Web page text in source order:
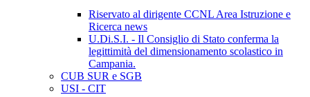
Riservato al dirigente CCNL Area Istruzione e
Ricerca news
U.Di.S.I. - Il Consiglio di Stato conferma la
legittimità del dimensionamento scolastico in
Campania.
CUB SUR e SGB
USI - CIT